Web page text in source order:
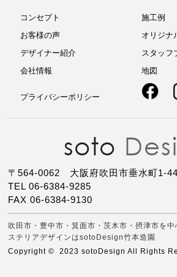
コンセプト
施工例
お客様の声
オリジナ
デザイナー紹介
スタッフ
会社情報
地図
プライバシーポリシー
〒564-0062 大阪府吹田市垂水町1-
TEL 06-6384-9285
FAX 06-6384-9130
吹田市・豊中市・箕面市・茨木市・摂津市を
ステリアデザインはsotoDesign竹本造園
Copyright © 2023 sotoDesign All Rights